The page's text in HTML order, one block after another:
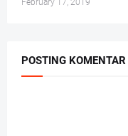
February 17, 2019
POSTING KOMENTAR